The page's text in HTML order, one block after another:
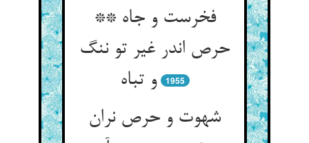
فخرست و جاه **
حرص اندر غیر تو ننگ
و تباه
1955
شهوت و حرص نران